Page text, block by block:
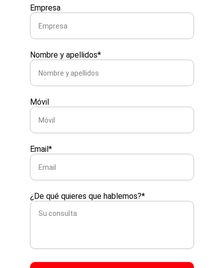
Empresa
Nombre y apellidos*
Móvil
Email*
¿De qué quieres que hablemos?*